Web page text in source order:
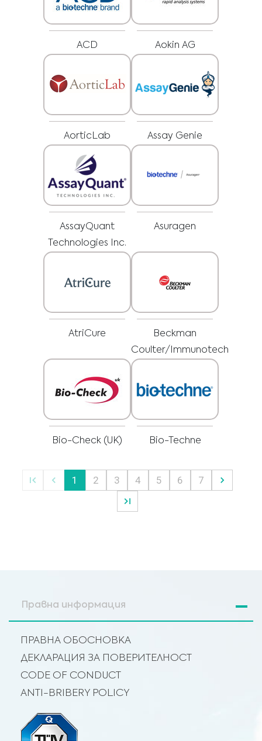
Medical Advice Disclaimer
ОТКАЗ ОТ ОТГОВОРНОСТ: ТОЗИ УЕБСАЙТ НЕ
ПРЕДОСТАВЯ МЕДИЦИНСКИ КОНСУЛТАЦИИ
Информацията, включително, но не само, текст, графики, изображения
и други материали, съдържащи се на този уебсайт, е за
информационни цели и понякога е ограничена само за медицински
специалисти. Собственикът на този уебсайт не може да носи
отговорност за грешки, неточности или нередности, които този
уебсайт или всяко свързано съдържание може да съдържа
професионални медицински консултации, диагноза или лечение. Винаги
търсете съвет от Вашия лекар или друг квалифициран доставчик на
медицинско състояние или лечение, преди да предприемете нов
режим на здравни грижи, и никога не пренебрегвайте
търсенето им поради нещо, което сте прочели на този уебсайт.
Моля, изберете Вашия пазар :
ACD Aokin AG
AorticLab Assay Genie
AssayQuant
Technologies Inc.
Asuragen
AtriCure
Beckman
Coulter/Immunotech
Bio-Check (UK) Bio-Techne
1 2 3 4 5 6 7
Правна информация
ПРАВНА ОБОСНОВКА
ДЕКЛАРАЦИЯ ЗА ПОВЕРИТЕЛНОСТ
CODE OF CONDUCT
ANTI-BRIBERY POLICY